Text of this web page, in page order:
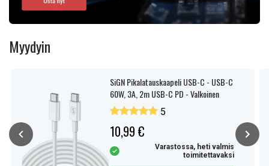
Myydyin
SiGN Pikalatauskaapeli USB-C - USB-C
60W, 3A, 2m USB-C PD - Valkoinen
5
10,99 €
Varastossa, heti valmis
toimitettavaksi